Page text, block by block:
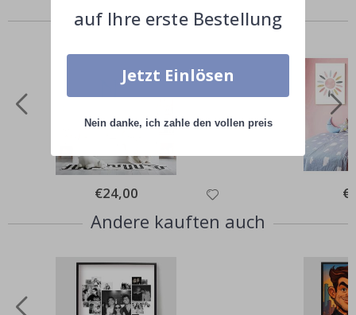
Ähnliche Produkte
Special
Price
€24,00
Andere kauften auch
auf Ihre erste Bestellung
Jetzt Einlösen
Nein danke, ich zahle den vollen preis